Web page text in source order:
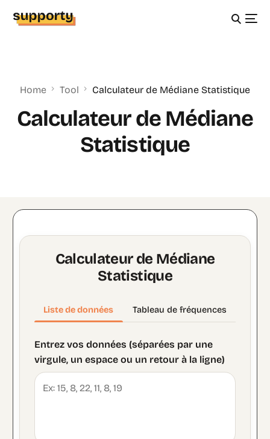
Home Tool Calculateur de Médiane Statistique
Calculateur de Médiane
Statistique
Calculateur de Médiane
Statistique
Liste de données Tableau de fréquences
Entrez vos données (séparées par une
virgule, un espace ou un retour à la ligne)